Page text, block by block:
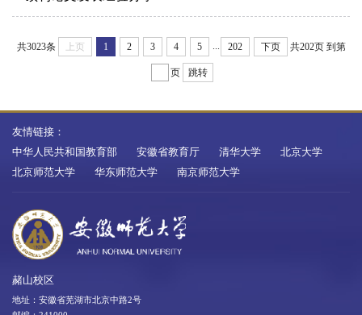
共3023条 上页 1 2 3 4 5 ... 202 下页 共202页 到第
页 跳转
友情链接：
中华人民共和国教育部
安徽省教育厅 清华大学
北京大学
北京师范大学
华东师范大学 南京师范大学
赭山校区
地址：安徽省芜湖市北京中路2号